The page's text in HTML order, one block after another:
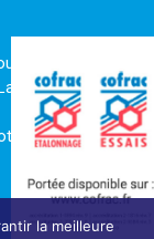
cosmétiques
la meilleure